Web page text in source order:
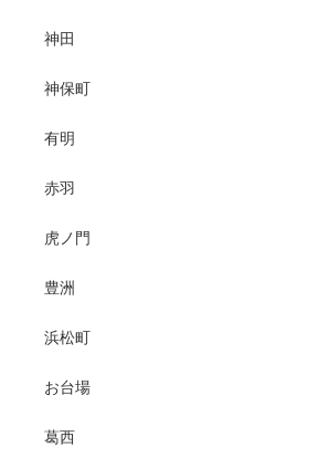
神田
神保町
有明
赤羽
虎ノ門
豊洲
浜松町
お台場
葛西